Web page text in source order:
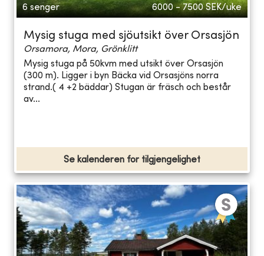
6 senger 6000 - 7500 SEK/uke
Mysig stuga med sjöutsikt över Orsasjön
Orsamora, Mora, Grönklitt
Mysig stuga på 50kvm med utsikt över Orsasjön
(300 m). Ligger i byn Bäcka vid Orsasjöns norra
strand.( 4 +2 bäddar) Stugan är fräsch och består
av...
Se kalenderen for tilgjengelighet